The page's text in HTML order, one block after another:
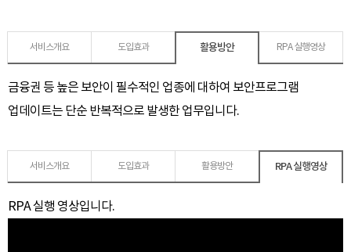
서비스개요 도입효과 활용방안 RPA 실행영상
금융권 등 높은 보안이 필수적인 업종에 대하여 보안프로그램
업데이트는 단순 반복적으로 발생한 업무입니다.
서비스개요 도입효과 활용방안 RPA 실행영상
RPA 실행 영상입니다.